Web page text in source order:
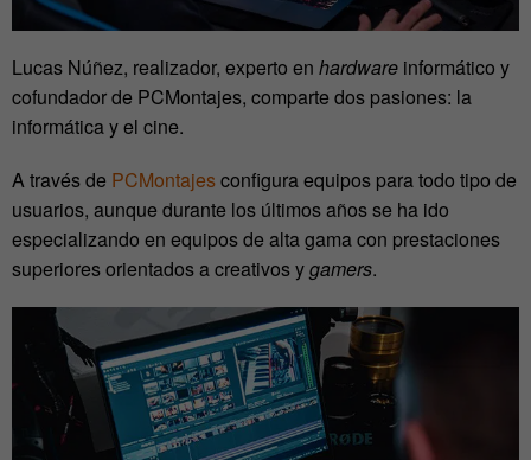
Lucas Núñez, realizador, experto en hardware informático y
cofundador de PCMontajes, comparte dos pasiones: la
informática y el cine.
A través de PCMontajesconfigura equipos para todo tipo de
usuarios, aunque durante los últimos años se ha ido
especializando en equipos de alta gama con prestaciones
superiores orientados a creativos ygamers.